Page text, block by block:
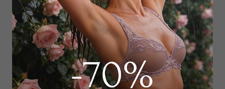
MEY
Трусы слип
4 050 6 500₽
Трусы слип
4 050₽
₽